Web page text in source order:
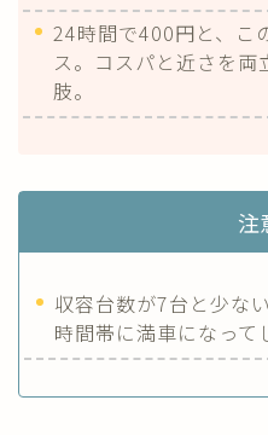
24時間で400円と、こ
ス。コスパと近さを
肢。
注
収容台数が7台と少な
時間帯に満車になって